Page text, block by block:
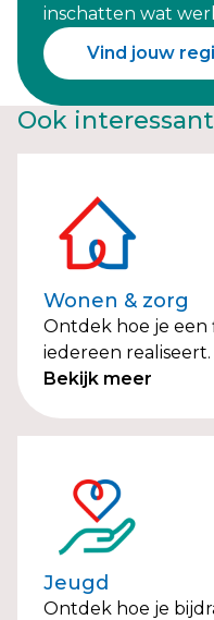
inschatten wat
Vind jouw
Ook interessant
Wonen & zorg
Ontdek hoe je
iedereen realiseert.
Bekijk meer
Jeugd
Ontdek hoe je